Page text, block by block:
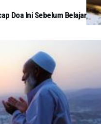
Doa Ini Sebelum Belajar